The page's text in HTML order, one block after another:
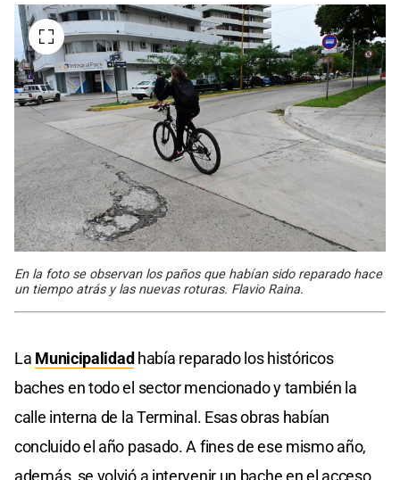
En la foto se observan los paños que habían sido reparado hace
un tiempo atrás y las nuevas roturas. Flavio Raina.
La Municipalidadhabía reparado los históricos
baches en todo el sector mencionado y también la
calle interna de la Terminal. Esas obras habían
concluido el año pasado. A fines de ese mismo año,
además, se volvió a intervenir un bache en el acceso